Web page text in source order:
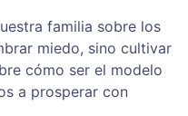
familia sobre los
miedo, sino cultivar
cómo ser el modelo
a prosperar con